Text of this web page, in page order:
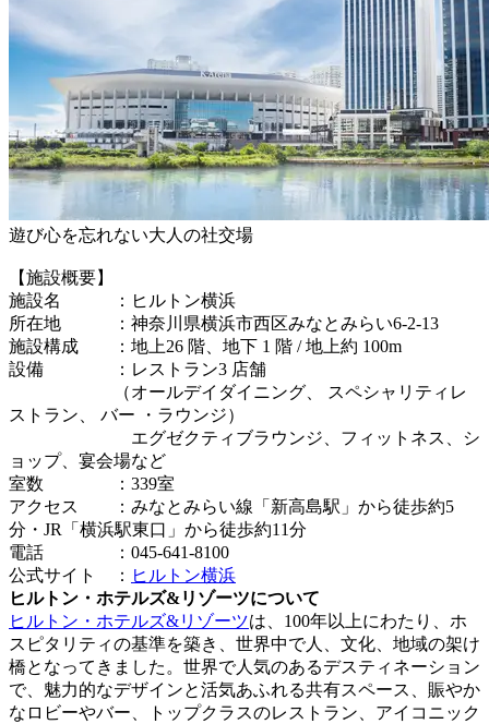
遊び心を忘れない大人の社交場
【施設概要】
施設名 ：ヒルトン横浜
所在地 ：神奈川県横浜市西区みなとみらい6-2-13
施設構成 ：地上26 階、地下 1 階 / 地上約 100m
設備 ：レストラン3 店舗
（オールデイダイニング、 スペシャリティレ
ストラン、 バー ・ラウンジ）
エグゼクティブラウンジ、フィットネス、シ
ョップ、宴会場など
室数 ：339室
アクセス ：みなとみらい線「新高島駅」から徒歩約5
分・JR「横浜駅東口」から徒歩約11分
電話 ：045‐641‐8100
公式サイト ： ヒルトン横浜
ヒルトン・ホテルズ&リゾーツについて
ヒルトン・ホテルズ&リゾーツは、100年以上にわたり、ホ
スピタリティの基準を築き、世界中で人、文化、地域の架け
橋となってきました。世界で人気のあるデスティネーション
で、魅力的なデザインと活気あふれる共有スペース、賑やか
なロビーやバー、トップクラスのレストラン、アイコニック